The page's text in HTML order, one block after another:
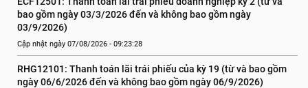
bao gồm ngày 03/3/2026 đến và không bao gồm ngày
03/9/2026)
Cập nhật ngày 07/08/2026 - 09:23:28
RHG12101: Thanh toán lãi trái phiếu của kỳ 19 (từ và bao gồm
ngày 06/6/2026 đến và không bao gồm ngày 06/9/2026)